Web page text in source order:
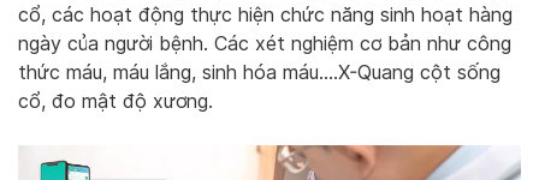
cổ, các hoạt động thực hiện chức năng sinh hoạt hàng
ngày của người bệnh. Các xét nghiệm cơ bản như công
thức máu, máu lắng, sinh hóa máu….X-Quang cột sống
cổ, đo mật độ xương.